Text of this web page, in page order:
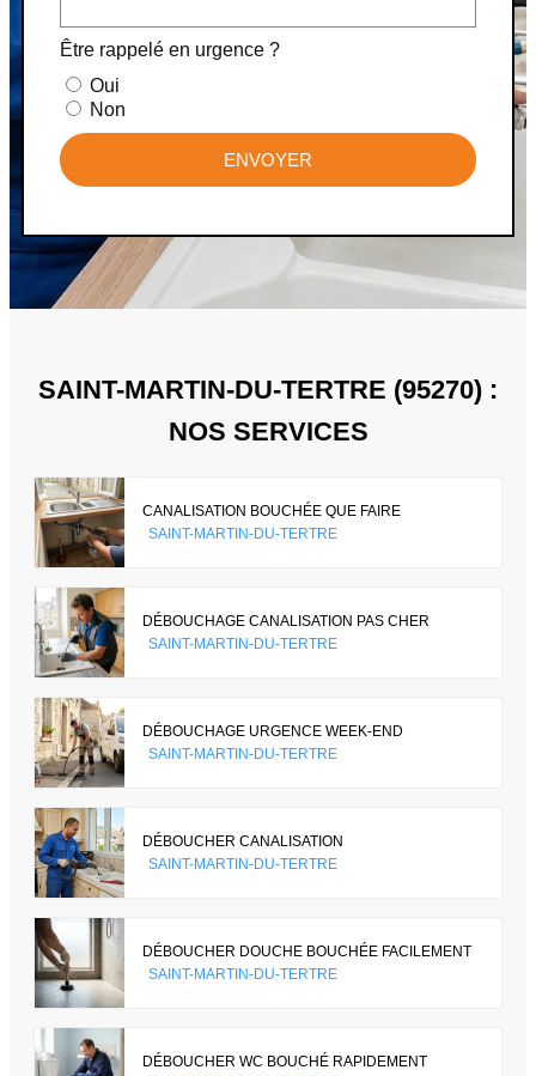
Être rappelé en urgence ?
Oui
Non
ENVOYER
SAINT-MARTIN-DU-TERTRE (95270) :
NOS SERVICES
CANALISATION BOUCHÉE QUE FAIRE
SAINT-MARTIN-DU-TERTRE
DÉBOUCHAGE CANALISATION PAS CHER
SAINT-MARTIN-DU-TERTRE
DÉBOUCHAGE URGENCE WEEK-END
SAINT-MARTIN-DU-TERTRE
DÉBOUCHER CANALISATION
SAINT-MARTIN-DU-TERTRE
DÉBOUCHER DOUCHE BOUCHÉE FACILEMENT
SAINT-MARTIN-DU-TERTRE
DÉBOUCHER WC BOUCHÉ RAPIDEMENT